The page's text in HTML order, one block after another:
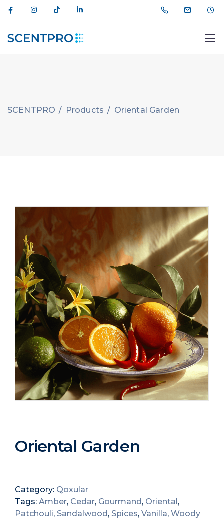
SCENTPRO / Products / Oriental Garden
Oriental Garden
Category: Qoxular
Tags: Amber, Cedar, Gourmand, Oriental,
Patchouli, Sandalwood, Spices, Vanilla, Woody